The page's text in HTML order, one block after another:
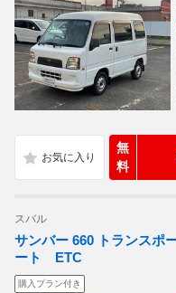
無
料
スバル
サンバー 660 トランスポ
ート ETC
購入プラン付き